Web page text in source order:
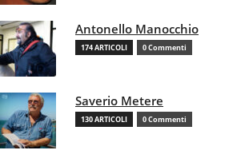
Antonello Manocchio
174 ARTICOLI 0 Commenti
Saverio Metere
130 ARTICOLI 0 Commenti